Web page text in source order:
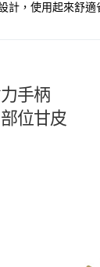
計，使用起來舒
手柄
位甘皮